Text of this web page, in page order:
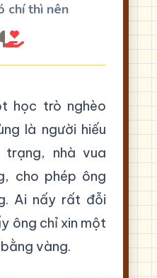
chí thì nên
học trò nghèo
là người hiếu
trạng, nhà vua
cho phép ông
Ai nấy rất đỗi
ông chỉ xin một
vàng.